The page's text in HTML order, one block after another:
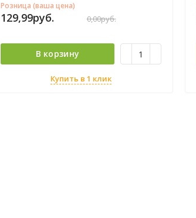
Розница (ваша цена)
129,99руб. 0,00руб.
В корзину
Купить в 1 клик